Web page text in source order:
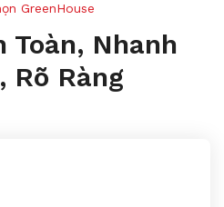
GreenHouse
Toàn, Nhanh
Rõ Ràng